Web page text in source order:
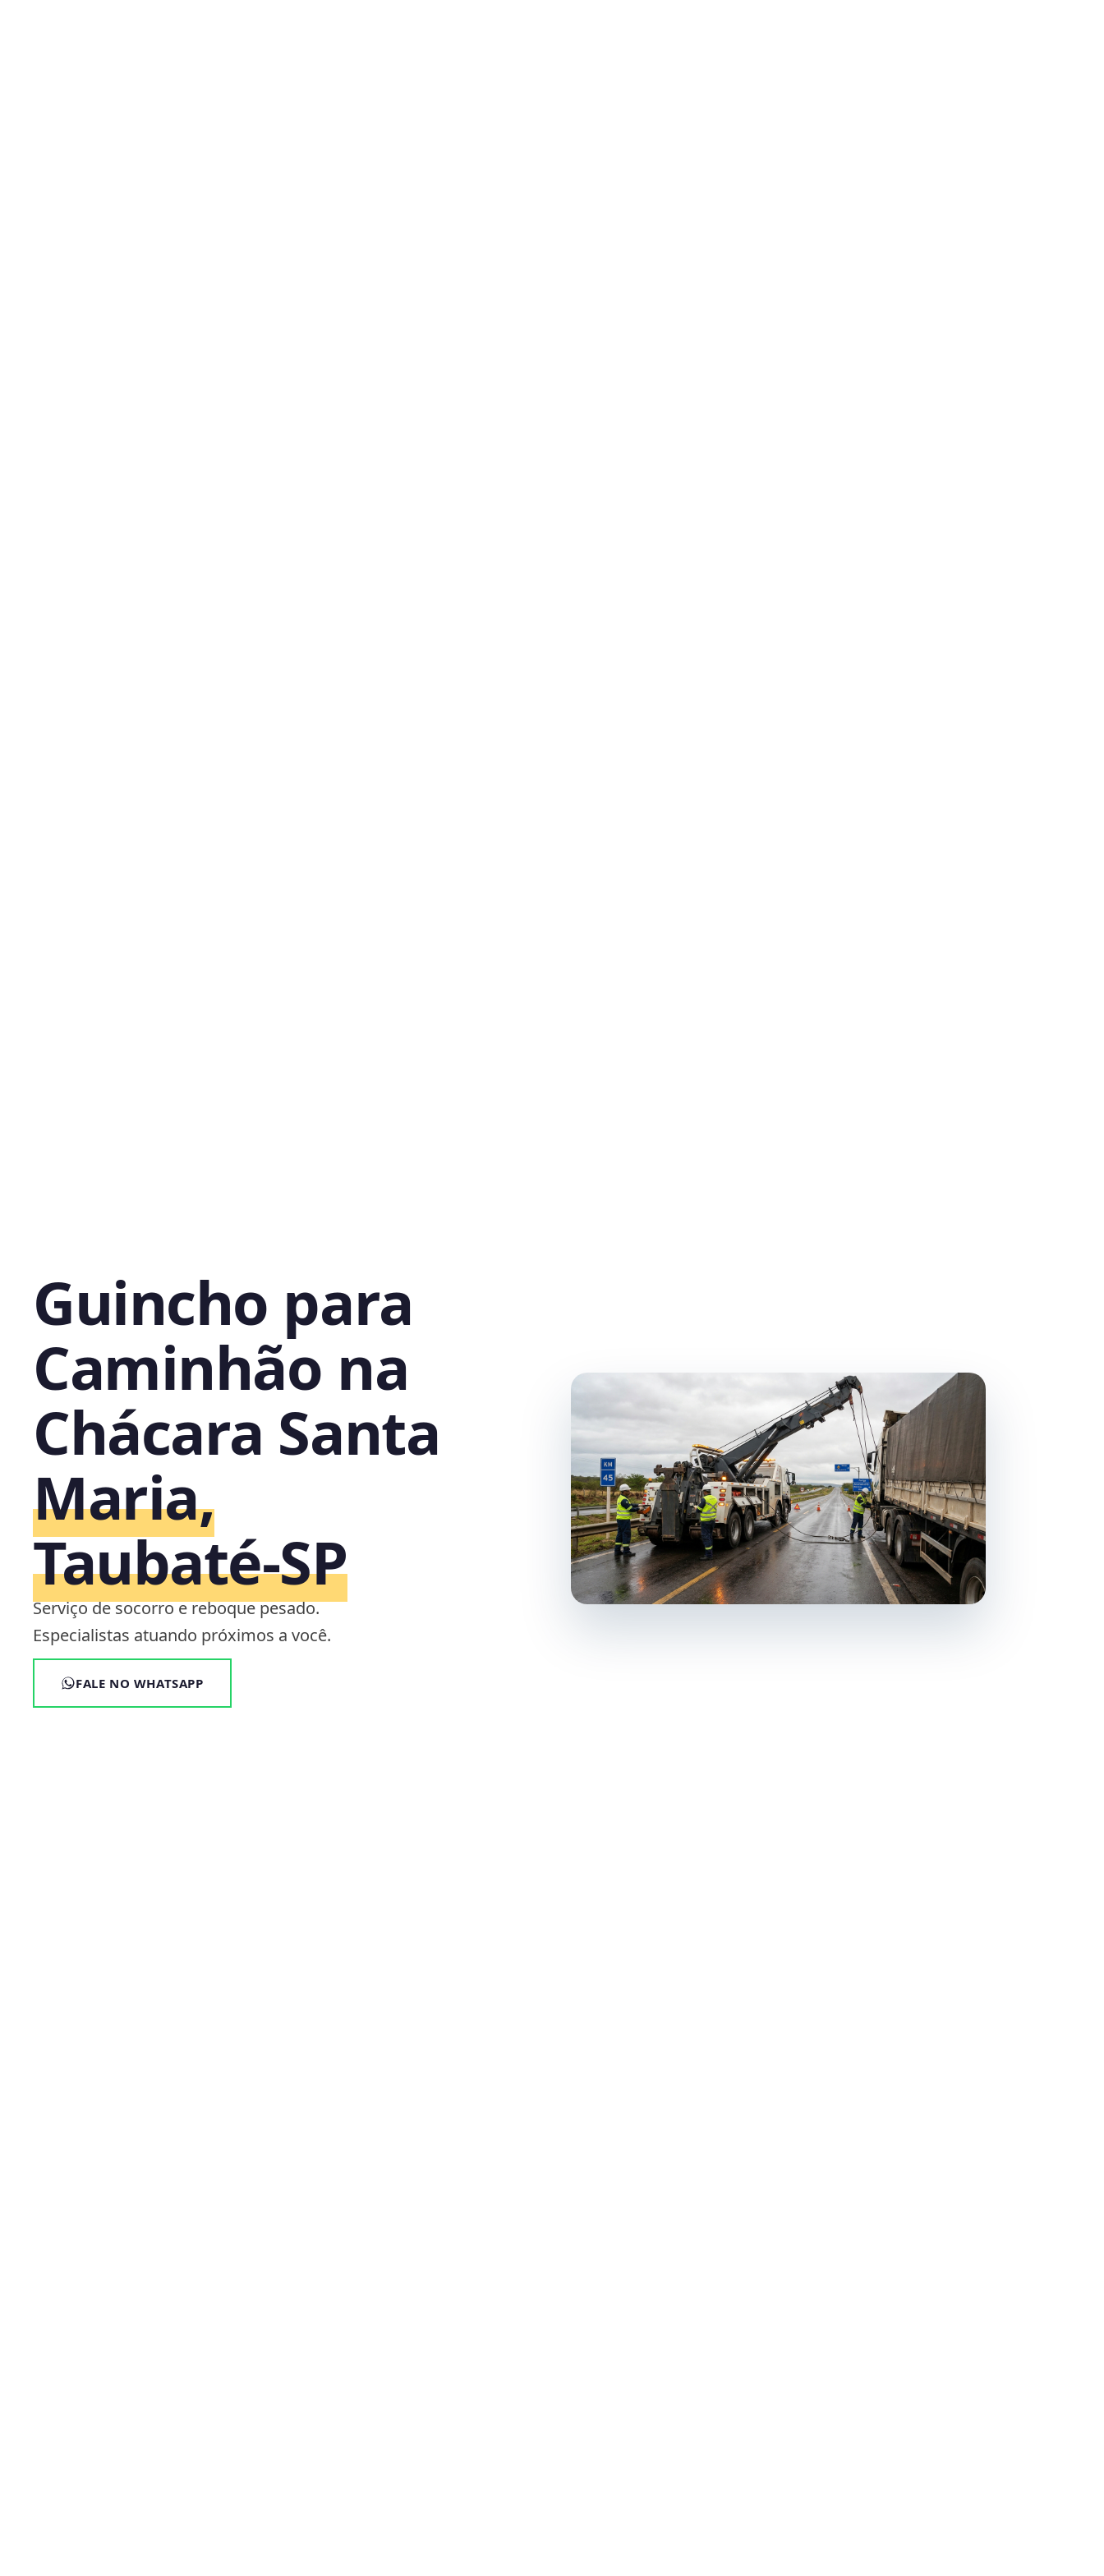
Guincho para
Caminhão na
Chácara Santa
Maria,
Taubaté‑SP
Serviço de socorro e reboque pesado.
Especialistas atuando próximos a você.
FALE NO WHATSAPP